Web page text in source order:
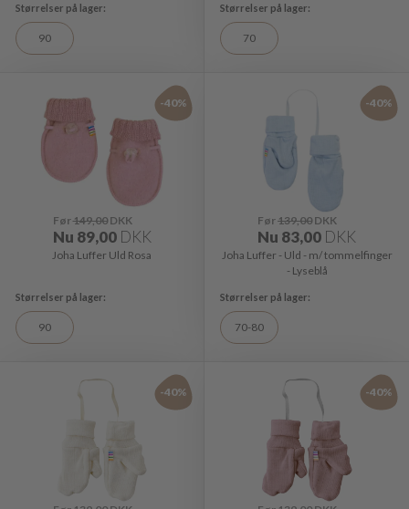
90 70
-40%
Før149,00DKK
Nu 89,00 DKK
Joha Luffer Uld Rosa
90
-40%
Før139,00 DKK
Nu 83,00 DKK
Joha Luffer - Uld - m/ tommelfinger
- Lyseblå
70-80
-40% -40%